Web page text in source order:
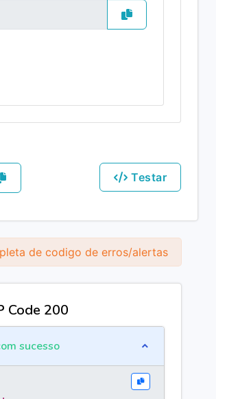
Testar
de codigo de erros/alertas
Code 200
sucesso